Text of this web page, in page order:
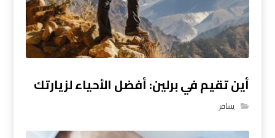
أين تقيم في برلين: أفضل الأحياء لزيارتك
يسافر